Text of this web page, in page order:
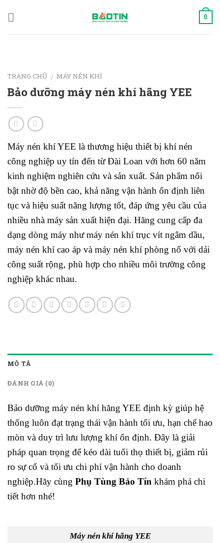
0
TRANG CHỦ / MÁY NÉN KHÍ
Bảo dưỡng máy nén khí hãng YEE
Máy nén khíYEE là thương hiệu thiết bị khí nén
công nghiệp uy tín đến từĐài Loan với hơn 60 năm
kinh nghiệm nghiên cứu và sản xuất. Sản phẩm nổi
bật nhờ độ bền cao, khả năng vận hành ổn định liên
tục và hiệu suất năng lượng tốt, đáp ứng yêu cầu của
nhiều nhà máy sản xuất hiện đại. Hãng cung cấp đa
dạng dòng máy như máy nén khí trục vít ngâm dầu,
máy nén khí cao áp và máy nén khí phòng nổ với dải
công suất rộng, phù hợp cho nhiều môi trường công
nghiệp khác nhau.
MÔ TẢ
ĐÁNH GIÁ (0)
Bảo dưỡng máy nén khí hãng YEE định kỳ giúp hệ
thống luôn đạt trạng thái vận hành tối ưu, hạn chế hao
mòn và duy trì lưu lượng khí ổn định. Đây là giải
pháp quan trọng để kéo dài tuổi thọ thiết bị, giảm rủi
ro sự cố và tối ưu chi phí vận hành cho doanh
nghiệp.Hãy cùng Phụ Tùng Bảo Tín khám phá chi
tiết hơn nhé!
Máy nén khí hãng YEE